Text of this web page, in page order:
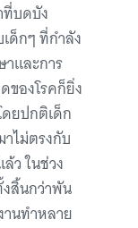
ที่บดบัง
ด็กๆ ที่กำลัง
และการ
องโรคก็ยิ่ง
ยปกติเด็ก
ไม่ตรงกับ
ว ในช่วง
งสิ้นกว่าพัน
นทำหลาย